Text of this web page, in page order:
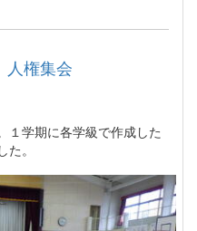
権集会
１学期に各学級で作成した
。